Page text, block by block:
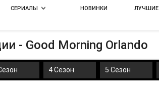
СЕРИАЛЫ НОВИНКИ ЛУЧШИЕ
- Good Morning Orlando
4 Сезон 5 Сезон